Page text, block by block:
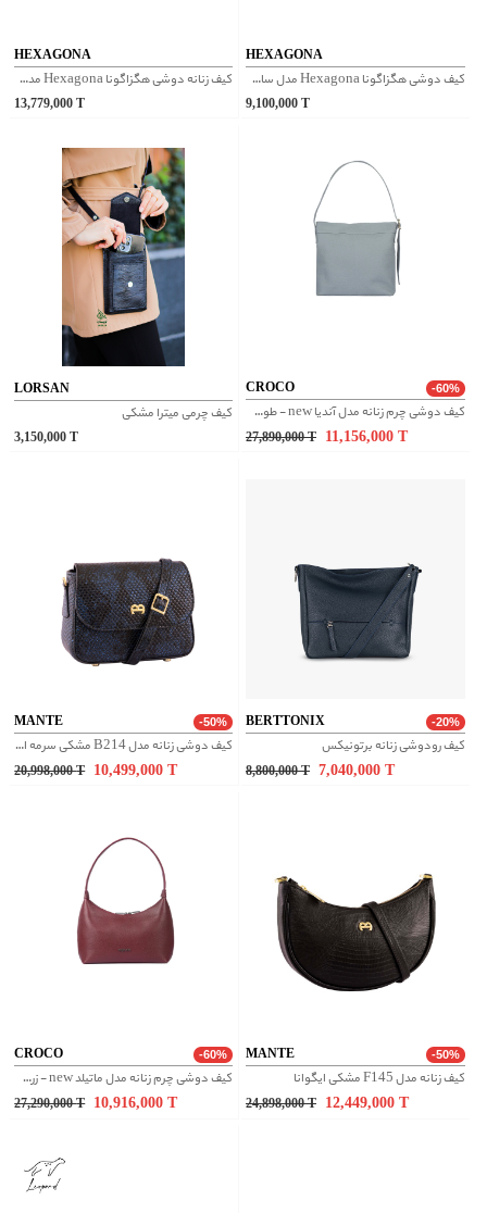
HEXAGONA
کیف زنانه دوشی هگزاگونا Hexagona مدل 6720050
13,779,000
HEXAGONA
کیف دوشی هگزاگونا Hexagona مدل سافت استودیو کد 229867
9,100,000
LORSAN
کیف چرمی میترا مشکی
3,150,000
CROCO -60%
کیف دوشی چرم زنانه مدل آندیا new - طوسی
27,890,000 T 11,156,000
MANTE -50%
کیف دوشی زنانه مدل B214 مشکی سرمه ای
20,998,000 T 10,499,000
BERTTONIX -20%
کیف رودوشی زنانه برتونیکس
8,800,000 T 7,040,000
CROCO -60%
کیف دوشی چرم زنانه مدل ماتیلد new - زرشکی
27,290,000 T 10,916,000
MANTE -50%
کیف زنانه مدل F145 مشکی ایگوانا
24,898,000 T 12,449,000